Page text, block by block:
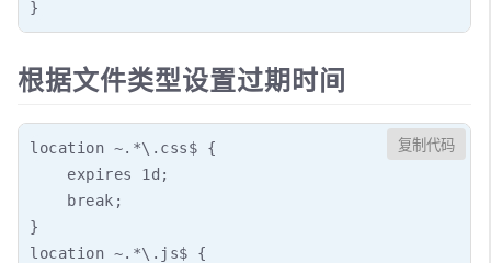
}
根据文件类型设置过期时间
location ~.*\.css$ {
    expires 1d;
    break;
}
location ~.*\.js$ {
复制代码